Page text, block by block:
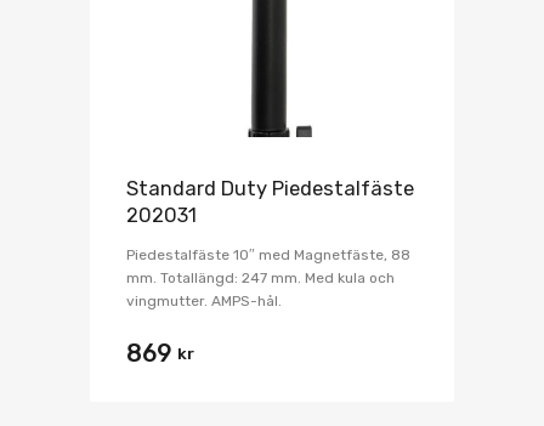
Standard Duty Piedestalfäste
202031
Piedestalfäste 10″ med Magnetfäste, 88
mm. Totallängd: 247 mm. Med kula och
vingmutter. AMPS-hål.
869 kr